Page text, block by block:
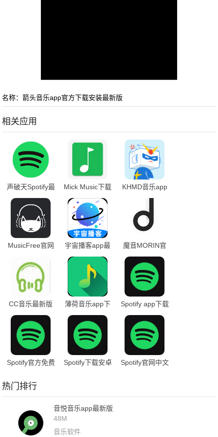
名称：箭头音乐app官方下载安装最新版
相关应用
声破天Spotify最
新版
Mick Music下载
最新版
KHMD音乐app
下载最新版
MusicFree官网
宇宙播客app最
新版
魔音MORIN官
方版下载
CC音乐最新版
下载官网版
薄荷音乐app下
载官网免费安装
Spotify app下载
Spotify官方免费
Spotify下载安卓
Spotify官网中文
热门排行
音悦音乐app最新版
48M
音乐软件